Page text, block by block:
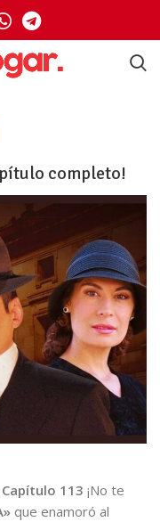
completo!
Capítulo 113 ¡No te
que enamoró al